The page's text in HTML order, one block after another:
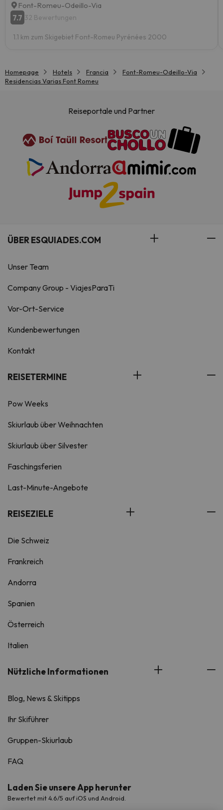
Font-Romeu-Odeillo-Via
7.7 32 Bewertungen
1.1 km zum Skigebiet Font-Romeu Pyrénées 2000
Homepage Hotels Francia
Font-Romeu-Odeillo-Via
Residencias Varias Font Romeu
Reiseportale und Partner
ÜBER ESQUIADES.COM
Unser Team
Company Group - ViajesParaTi
Vor-Ort-Service
Kundenbewertungen
Kontakt
REISETERMINE
Pow Weeks
Skiurlaub über Weihnachten
Skiurlaub über Silvester
Faschingsferien
Last-Minute-Angebote
REISEZIELE
Die Schweiz
Frankreich
Andorra
Spanien
Österreich
Italien
Nützliche Informationen
Blog, News & Skitipps
Ihr Skiführer
Gruppen-Skiurlaub
FAQ
Laden Sie unsere App herunter
Bewertet mit 4.6/5 auf iOS und Android.